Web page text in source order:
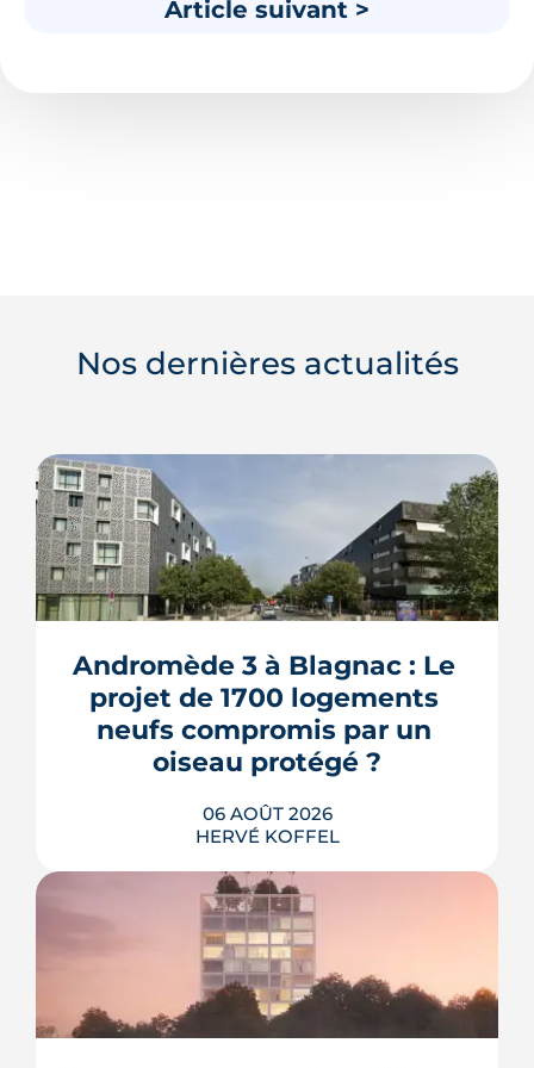
Article suivant >
Nos dernières actualités
Andromède 3 à Blagnac : Le
projet de 1700 logements
neufs compromis par un
oiseau protégé ?
06 AOÛT 2026
HERVÉ KOFFEL
La troisième et dernière phase de
l'écoquartier Andromède doit livrer
près de 1 700 logements à partir de